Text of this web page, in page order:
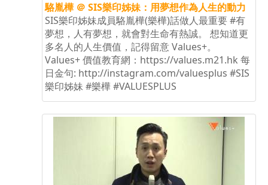
駱胤樺 ＠ SIS樂印姊妹：用夢想作為人生的動力
SIS樂印姊妹成員駱胤樺(樂樺)話做人最重要 ‪#‎有
夢想‬，人有夢想，就會對生命有熱誠。 想知道更
多名人的人生價值，記得留意 Values+。
Values+ 價值教育網：https://values.m21.hk 每
日金句: http://instagram.com/valuesplus #SIS
樂印姊妹 #樂樺 #VALUESPLUS